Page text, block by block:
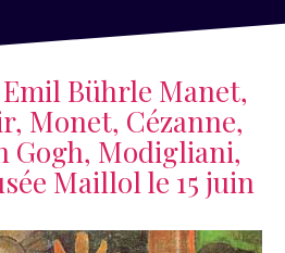
Bührle Manet,
Monet, Cézanne,
Gogh, Modigliani,
Maillol le 15 juin